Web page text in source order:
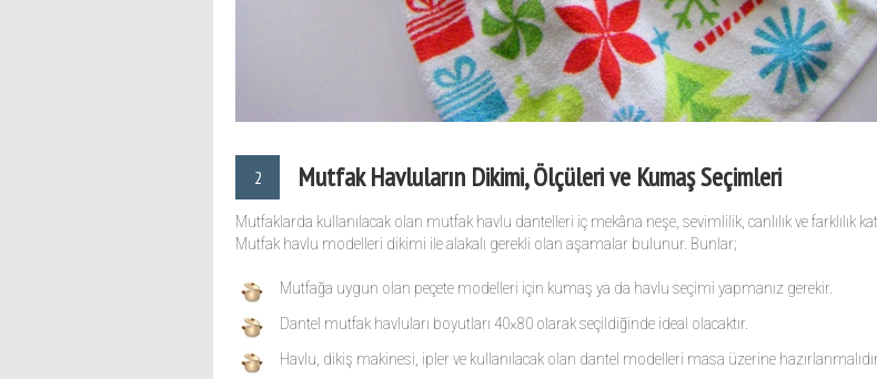
2 Mutfak Havluların Dikimi, Ölçüleri ve Kumaş Seçimleri
Mutfaklarda kullanılacak olan mutfak havlu dantelleri iç mekâna neşe, sevimlilik, canlılık ve farklılık
Mutfak havlu modelleri dikimi ile alakalı gerekli olan aşamalar bulunur. Bunlar;
Mutfağa uygun olan peçete modelleri için kumaş ya da havlu seçimi yapmanız gerekir.
Dantel mutfak havluları boyutları 40×80 olarak seçildiğinde ideal olacaktır.
Havlu, dikiş makinesi, ipler ve kullanılacak olan dantel modelleri masa üzerine